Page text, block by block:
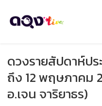
ดวงรายสัปดาห์ป
ถึง 12 พฤษภาคม
อ.เจน จาริยาธร)